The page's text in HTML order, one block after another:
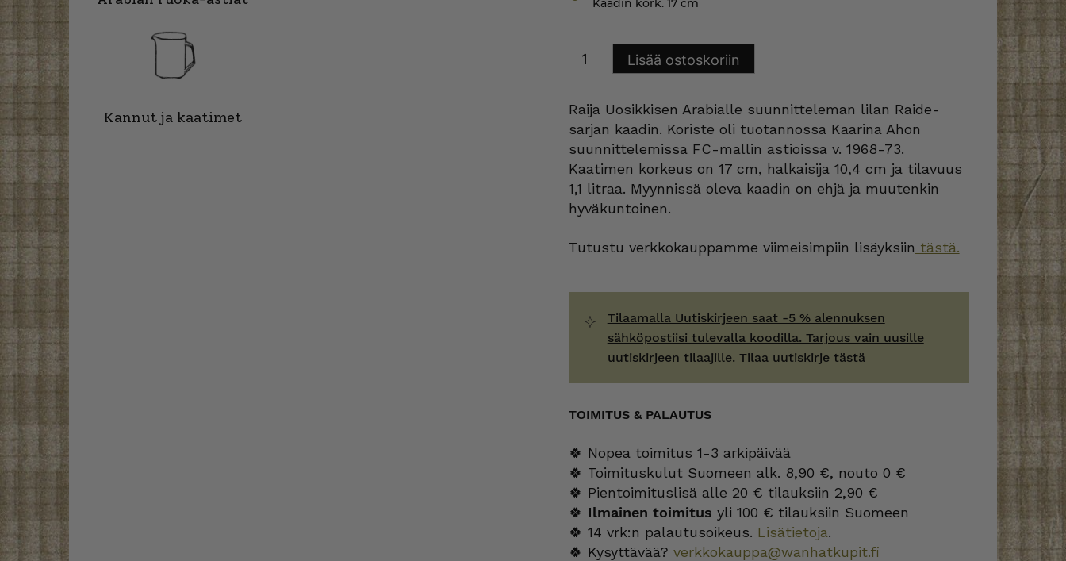
Kannut ja kaatimet
Kaadin kork. 17 cm
Raide
Lisää ostoskoriin
Raija Uosikkisen Arabialle suunnitteleman lilan Raide-
sarjan kaadin. Koriste oli tuotannossa Kaarina Ahon
suunnittelemissa FC-mallin astioissa v. 1968-73.
Kaatimen korkeus on 17 cm, halkaisija 10,4 cm ja tilavuus
1,1 litraa. Myynnissä oleva kaadin on ehjä ja muutenkin
hyväkuntoinen.
Tutustu verkkokauppamme viimeisimpiin lisäyksiin tästä.
Tilaamalla Uutiskirjeen saat -5 % alennuksen
sähköpostiisi tulevalla koodilla. Tarjous vain uusille
uutiskirjeen tilaajille. Tilaa uutiskirje tästä
TOIMITUS & PALAUTUS
🍀 Nopea toimitus 1-3 arkipäivää
🍀 Toimituskulut Suomeen alk. 8,90 €, nouto 0 €
🍀 Pientoimituslisä alle 20 € tilauksiin 2,90 €
🍀 Ilmainen toimitus yli 100 € tilauksiin Suomeen
🍀 14 vrk:n palautusoikeus. Lisätietoja.
🍀 Kysyttävää? verkkokauppa@wanhatkupit.fi